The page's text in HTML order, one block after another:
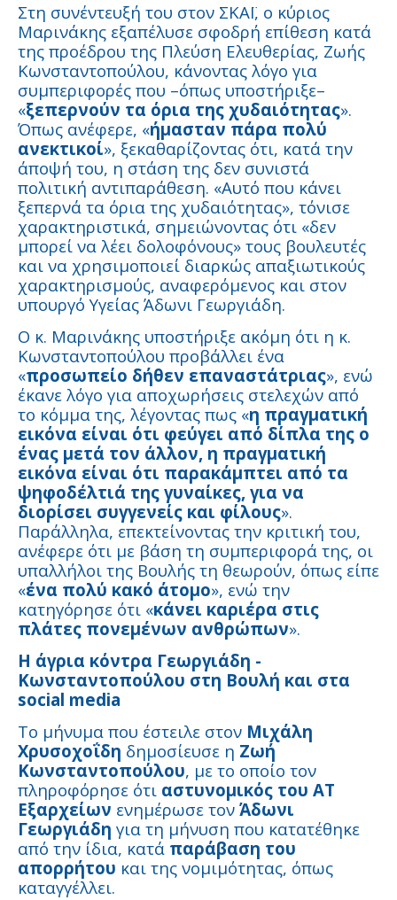
Στη συνέντευξή του στον ΣΚΑΪ, ο κύριος
Μαρινάκης εξαπέλυσε σφοδρή επίθεση κατά
της προέδρου της Πλεύση Ελευθερίας, Ζωής
Κωνσταντοπούλου, κάνοντας λόγο για
συμπεριφορές που –όπως υποστήριξε–
«ξεπερνούν τα όρια της χυδαιότητας».
Όπως ανέφερε, «ήμασταν πάρα πολύ
ανεκτικοί», ξεκαθαρίζοντας ότι, κατά την
άποψή του, η στάση της δεν συνιστά
πολιτική αντιπαράθεση. «Αυτό που κάνει
ξεπερνά τα όρια της χυδαιότητας», τόνισε
χαρακτηριστικά, σημειώνοντας ότι «δεν
μπορεί να λέει δολοφόνους» τους βουλευτές
και να χρησιμοποιεί διαρκώς απαξιωτικούς
χαρακτηρισμούς, αναφερόμενος και στον
υπουργό Υγείας Άδωνι Γεωργιάδη.
Ο κ. Μαρινάκης υποστήριξε ακόμη ότι η κ.
Κωνσταντοπούλου προβάλλει ένα
«προσωπείο δήθεν επαναστάτριας», ενώ
έκανε λόγο για αποχωρήσεις στελεχών από
το κόμμα της, λέγοντας πως «η πραγματική
εικόνα είναι ότι φεύγει από δίπλα της ο
ένας μετά τον άλλον, η πραγματική
εικόνα είναι ότι παρακάμπτει από τα
ψηφοδέλτιά της γυναίκες, για να
διορίσει συγγενείς και φίλους».
Παράλληλα, επεκτείνοντας την κριτική του,
ανέφερε ότι με βάση τη συμπεριφορά της, οι
υπαλλήλοι της Βουλής τη θεωρούν, όπως είπε
«ένα πολύ κακό άτομο», ενώ την
κατηγόρησε ότι «κάνει καριέρα στις
πλάτες πονεμένων ανθρώπων».
Η άγρια κόντρα Γεωργιάδη -
Κωνσταντοπούλου στη Βουλή και στα
social media
Το μήνυμα που έστειλε στον Μιχάλη
Χρυσοχοΐδη δημοσίευσε η Ζωή
Κωνσταντοπούλου, με το οποίο τον
πληροφόρησε ότι αστυνομικός του ΑΤ
Εξαρχείων ενημέρωσε τον Άδωνι
Γεωργιάδη για τη μήνυση που κατατέθηκε
από την ίδια, κατά παράβαση του
απορρήτου και της νομιμότητας, όπως
καταγγέλλει.